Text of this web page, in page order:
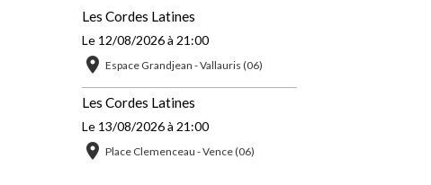
Les Cordes Latines
Le 12/08/2026à 21:00
Espace Grandjean - Vallauris (06)
Les Cordes Latines
Le 13/08/2026à 21:00
Place Clemenceau - Vence (06)